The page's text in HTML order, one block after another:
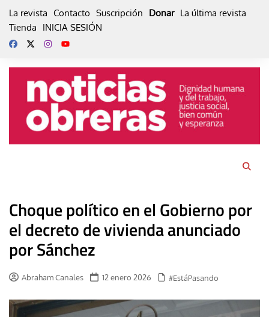
La revista Contacto Suscripción Donar La última revista
Tienda
INICIA SESIÓN
Choque político en el Gobierno por
el decreto de vivienda anunciado
por Sánchez
Abraham Canales 12 enero 2026 #EstáPasando